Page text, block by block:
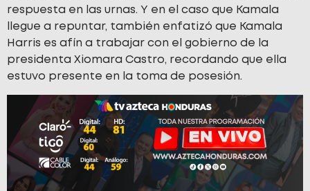
respuesta en las urnas. Y en el caso que Kamala
llegue a repuntar, también enfatizó que Kamala
Harris es afín a trabajar con el gobierno de la
presidenta Xiomara Castro, recordando que ella
estuvo presente en la toma de posesión.